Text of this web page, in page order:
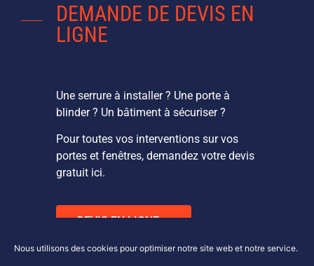
Nous utilisons des cookies pour optimiser notre site web et notre service.
DEMANDE DE DEVIS EN
LIGNE
Une serrure à installer ? Une porte à
blinder ? Un bâtiment à sécuriser ?
Pour toutes vos interventions sur vos
portes et fenêtres, demandez votre devis
gratuit ici.
DEVIS EN LIGNE